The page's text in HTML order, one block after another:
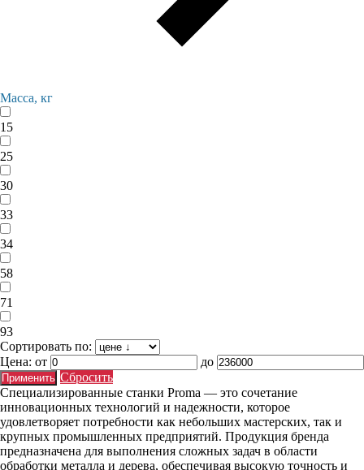
Масса, кг
15
25
30
33
34
58
71
93
Сортировать по:
Цена: от
до
Сбросить
Специализированные станки Proma — это сочетание
инновационных технологий и надежности, которое
удовлетворяет потребности как небольших мастерских, так и
крупных промышленных предприятий. Продукция бренда
предназначена для выполнения сложных задач в области
обработки металла и дерева, обеспечивая высокую точность и